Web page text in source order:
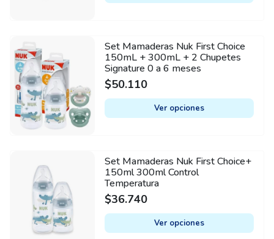
may
be
chosen
on
the
product
Set Mamaderas Nuk First Choice
150mL + 300mL + 2 Chupetes
Signature 0 a 6 meses
$50.110
Ver opciones
This
product
has
multiple
may
be
chosen
on
the
product
Set Mamaderas Nuk First Choice+
150ml 300ml Control
Temperatura
$36.740
Ver opciones
This
product
has
multiple